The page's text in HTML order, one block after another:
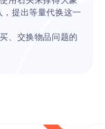
提出等量代换这一
、交换物品问题的
，老师根据做题情
物品间交换的数量
两块巧克力，一块
块月饼能换几支